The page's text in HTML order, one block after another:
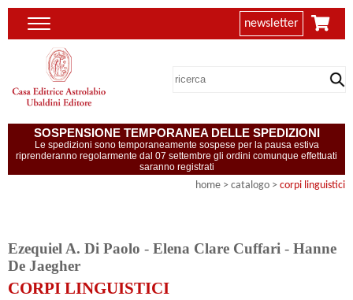
newsletter
SOSPENSIONE TEMPORANEA DELLE SPEDIZIONI
Le spedizioni sono temporaneamente sospese per la pausa estiva
riprenderanno regolarmente dal 07 settembre gli ordini comunque effettuati
saranno registrati
home > catalogo > corpi linguistici
Ezequiel A. Di Paolo - Elena Clare Cuffari - Hanne
De Jaegher
CORPI LINGUISTICI